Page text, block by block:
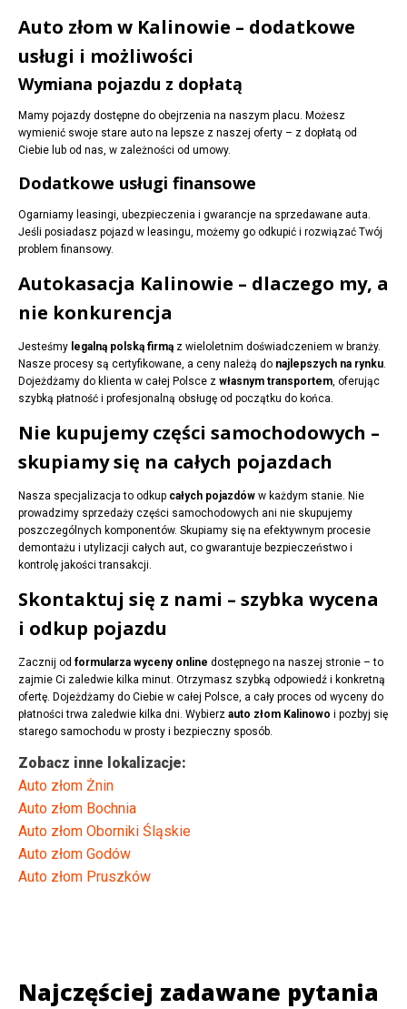
Auto złom w Kalinowie – dodatkowe
usługi i możliwości
Wymiana pojazdu z dopłatą
Mamy pojazdy dostępne do obejrzenia na naszym placu. Możesz
wymienić swoje stare auto na lepsze z naszej oferty – z dopłatą od
Ciebie lub od nas, w zależności od umowy.
Dodatkowe usługi finansowe
Ogarniamy leasingi, ubezpieczenia i gwarancje na sprzedawane auta.
Jeśli posiadasz pojazd w leasingu, możemy go odkupić i rozwiązać Twój
problem finansowy.
Autokasacja Kalinowie – dlaczego my, a
nie konkurencja
Jesteśmy legalną polską firmą z wieloletnim doświadczeniem w branży.
Nasze procesy są certyfikowane, a ceny należą do najlepszych na rynku.
Dojeżdżamy do klienta w całej Polsce z własnym transportem, oferując
szybką płatność i profesjonalną obsługę od początku do końca.
Nie kupujemy części samochodowych –
skupiamy się na całych pojazdach
Nasza specjalizacja to odkup całych pojazdów w każdym stanie. Nie
prowadzimy sprzedaży części samochodowych ani nie skupujemy
poszczególnych komponentów. Skupiamy się na efektywnym procesie
demontażu i utylizacji całych aut, co gwarantuje bezpieczeństwo i
kontrolę jakości transakcji.
Skontaktuj się z nami – szybka wycena
i odkup pojazdu
Zacznij od formularza wyceny online dostępnego na naszej stronie – to
zajmie Ci zaledwie kilka minut. Otrzymasz szybką odpowiedź i konkretną
ofertę. Dojeżdżamy do Ciebie w całej Polsce, a cały proces od wyceny do
płatności trwa zaledwie kilka dni. Wybierz auto złom Kalinowo i pozbyj się
starego samochodu w prosty i bezpieczny sposób.
Zobacz inne lokalizacje:
Auto złom Żnin
Auto złom Bochnia
Auto złom Oborniki Śląskie
Auto złom Godów
Auto złom Pruszków
Najczęściej zadawane pytania